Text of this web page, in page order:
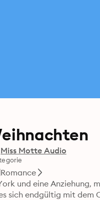
Miss Motte Audio
Romance
und eine Anziehung,
sich endgültig mit dem